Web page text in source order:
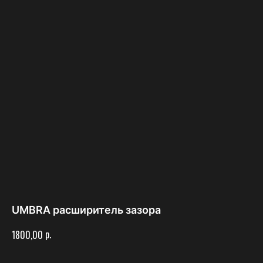
UMBRA расширитель зазора
1800,00 р.